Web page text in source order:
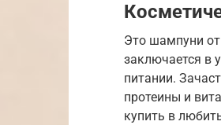
Это шампуни
заключается в
питании.
протеины и
купить в